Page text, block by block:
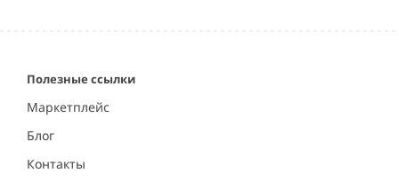
5
Полезные ссылки
Маркетплейс
Блог
Контакты